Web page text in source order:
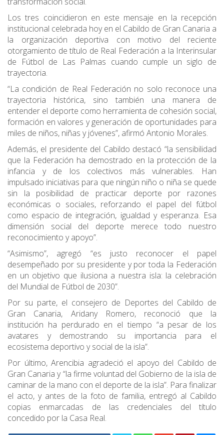
Los tres coincidieron en este mensaje en la recepción
institucional celebrada hoy en el Cabildo de Gran Canaria a
la organización deportiva con motivo del reciente
otorgamiento de título de Real Federación a la Interinsular
de Fútbol de Las Palmas cuando cumple un siglo de
trayectoria.
“La condición de Real Federación no solo reconoce una
trayectoria histórica, sino también una manera de
entender el deporte como herramienta de cohesión social,
formación en valores y generación de oportunidades para
miles de niños, niñas y jóvenes”, afirmó Antonio Morales.
Además, el presidente del Cabildo destacó “la sensibilidad
que la Federación ha demostrado en la protección de la
infancia y de los colectivos más vulnerables. Han
impulsado iniciativas para que ningún niño o niña se quede
sin la posibilidad de practicar deporte por razones
económicas o sociales, reforzando el papel del fútbol
como espacio de integración, igualdad y esperanza. Esa
dimensión social del deporte merece todo nuestro
reconocimiento y apoyo”.
“Asimismo”, agregó “es justo reconocer el papel
desempeñado por su presidente y por toda la Federación
en un objetivo que ilusiona a nuestra isla: la celebración
del Mundial de Fútbol de 2030”.
Por su parte, el consejero de Deportes del Cabildo de
Gran Canaria, Aridany Romero, reconoció que la
institución ha perdurado en el tiempo “a pesar de los
avatares y demostrando su importancia para el
ecosistema deportivo y social de la isla”.
Por último, Arencibia agradeció el apoyo del Cabildo de
Gran Canaria y “la firme voluntad del Gobierno de la isla de
caminar de la mano con el deporte de la isla”. Para finalizar
el acto, y antes de la foto de familia, entregó al Cabildo
copias enmarcadas de las credenciales del título
concedido por la Casa Real.